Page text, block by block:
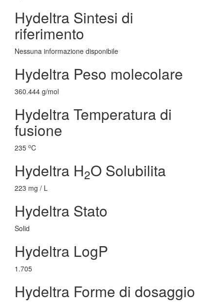
Hydeltra Sintesi di
riferimento
Nessuna informazione disponibile
Hydeltra Peso molecolare
360.444 g/mol
Hydeltra Temperatura di
fusione
235 oC
Hydeltra H2O Solubilita
223 mg / L
Hydeltra Stato
Solid
Hydeltra LogP
1.705
Hydeltra Forme di dosaggio